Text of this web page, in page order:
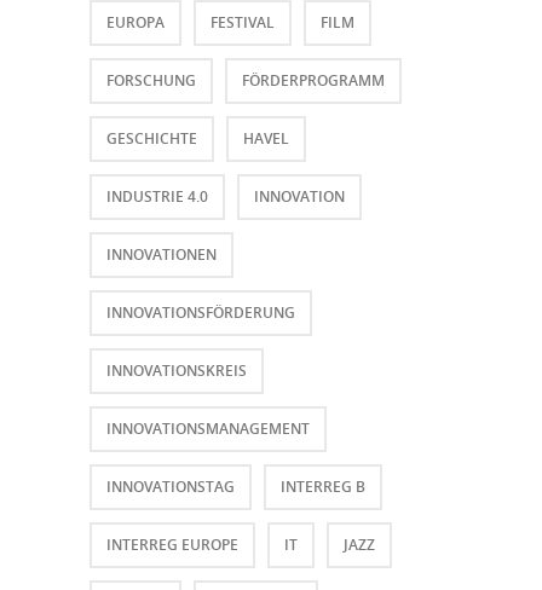
EUROPA FESTIVAL FILM
FORSCHUNG FÖRDERPROGRAMM
GESCHICHTE HAVEL
INDUSTRIE 4.0 INNOVATION
INNOVATIONEN
INNOVATIONSFÖRDERUNG
INNOVATIONSKREIS
INNOVATIONSMANAGEMENT
INNOVATIONSTAG INTERREG B
INTERREG EUROPE IT JAZZ